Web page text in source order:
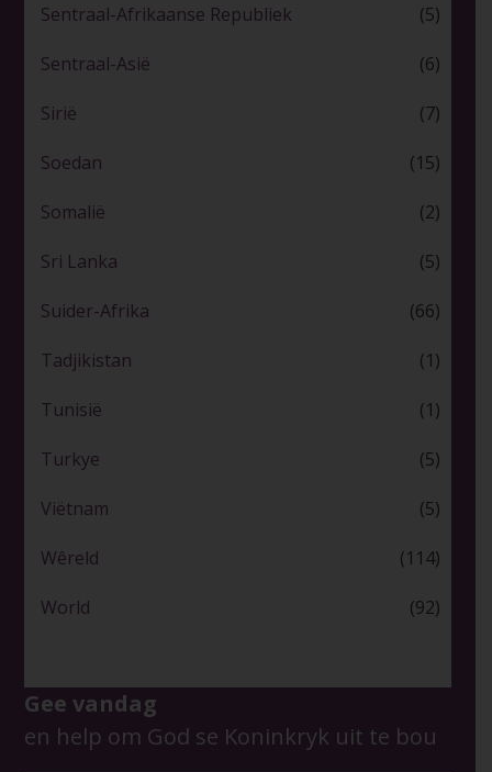
Sentraal-Afrikaanse Republiek (5)
Sentraal-Asië (6)
Sirië (7)
Soedan (15)
Somalië (2)
Sri Lanka (5)
Suider-Afrika (66)
Tadjikistan (1)
Tunisië (1)
Turkye (5)
Viëtnam (5)
Wêreld (114)
World (92)
Gee vandag
en help om God se Koninkryk uit te bou